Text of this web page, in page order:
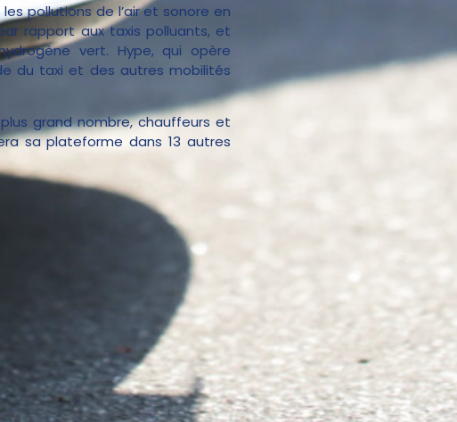
pollutions de l’air et sonore en
rapport aux taxis polluants, et
vert. Hype, qui opère
du taxi et des autres mobilités
grand nombre, chauffeurs et
sa plateforme dans 13 autres